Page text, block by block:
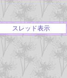
スレッド表示